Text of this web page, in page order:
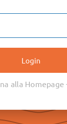
alla Homepage